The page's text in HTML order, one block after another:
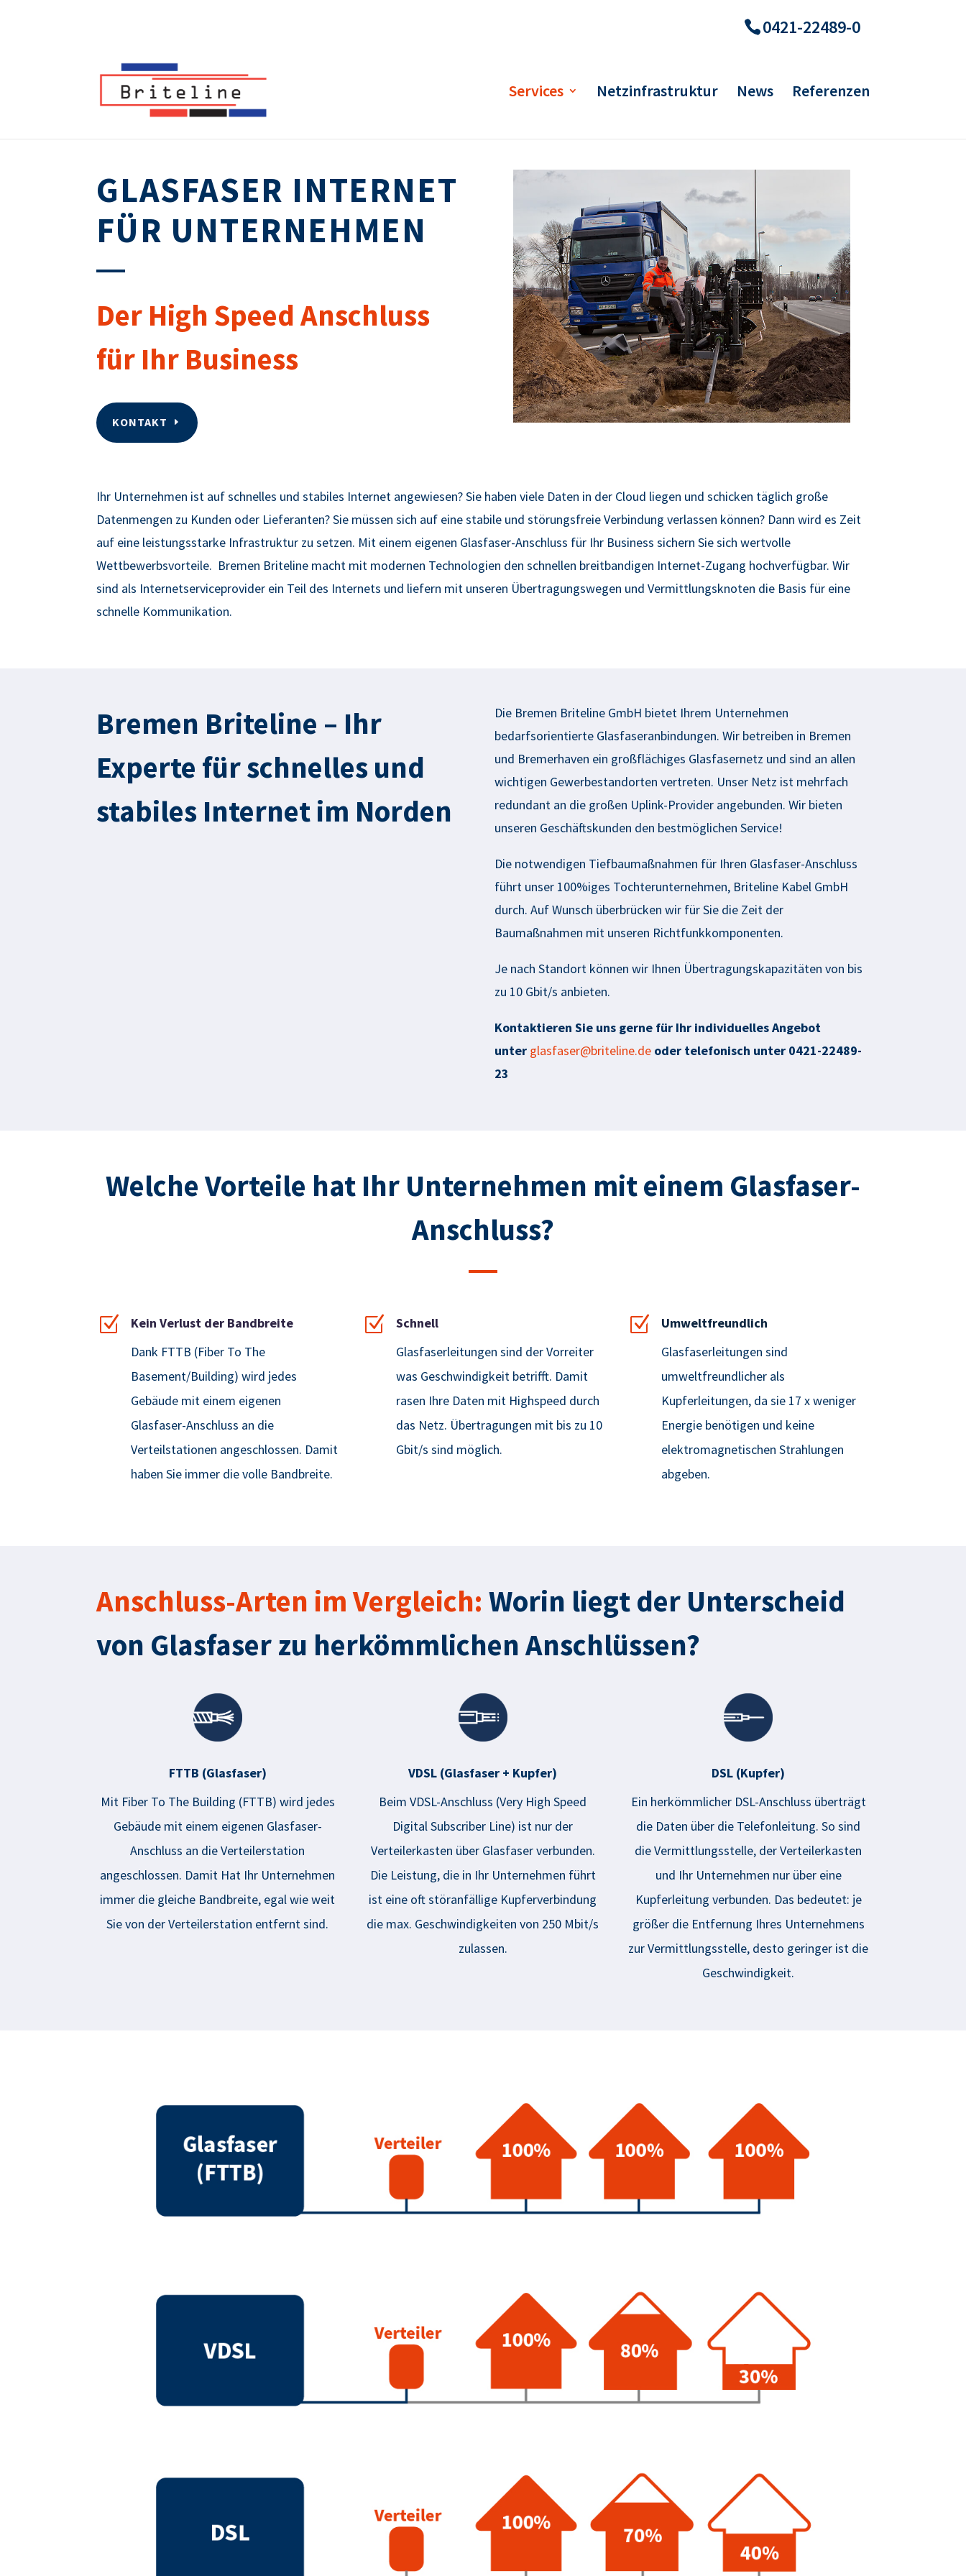
0421-22489-0
Services Netzinfrastruktur News Referenzen
GLASFASER INTERNET
FÜR UNTERNEHMEN
Der High Speed Anschluss
für Ihr Business
KONTAKT
Ihr Unternehmen ist auf schnelles und stabiles Internet angewiesen? Sie haben viele Daten in der Cloud liegen und schicken täglich große
Datenmengen zu Kunden oder Lieferanten? Sie müssen sich auf eine stabile und störungsfreieVerbindung verlassen können? Dann wird es Zeit
auf eine leistungsstarke Infrastruktur zu setzen. Mit einem eigenen Glasfaser-Anschluss für Ihr Business sichern Siesichwertvolle
Wettbewerbsvorteile. Bremen Briteline macht mit modernen Technologien den schnellen breitbandigen Internet-Zugang hochverfügbar. Wir
sind als Internetserviceprovider ein Teil des Internets und liefern mit unseren Übertragungswegen und Vermittlungsknoten die Basis für eine
schnelle Kommunikation.
Bremen Briteline – Ihr
Experte für schnelles und
stabiles Internet im Norden
Die Bremen Briteline GmbH bietet Ihrem Unternehmen
bedarfsorientierte Glasfaseranbindungen. Wir betreiben in Bremen
und Bremerhaven ein großflächiges Glasfasernetz und sind an allen
wichtigen Gewerbestandorten vertreten. Unser Netz ist mehrfach
redundant an die großen Uplink-Provider angebunden. Wir bieten
unseren Geschäftskunden den bestmöglichen Service!
Die notwendigen Tiefbaumaßnahmen für Ihren Glasfaser-Anschluss
führt unser 100%iges Tochterunternehmen, Briteline Kabel GmbH
durch. Auf Wunsch überbrücken wir für Sie die Zeit der
Baumaßnahmen mit unseren Richtfunkkomponenten.
Je nach Standort können wir Ihnen Übertragungskapazitäten von bis
zu 10 Gbit/s anbieten.
Kontaktieren Sie uns gerne für Ihr individuelles Angebot
unter glasfaser@briteline.de oder telefonisch unter 0421-22489-
23
Welche Vorteile hat Ihr Unternehmen mit einem Glasfaser-
Anschluss?
Z
Kein Verlust der Bandbreite
Dank FTTB (Fiber To The
Basement/Building) wird jedes
Gebäude mit einem eigenen
Glasfaser-Anschluss an die
Verteilstationen angeschlossen. Damit
haben Sie immer die volle Bandbreite.
Z
Schnell
Glasfaserleitungen sind der Vorreiter
was Geschwindigkeit betrifft. Damit
rasen Ihre Daten mit Highspeed durch
das Netz. Übertragungen mit bis zu 10
Gbit/s sind möglich.
Z
Umweltfreundlich
Glasfaserleitungen sind
umweltfreundlicher als
Kupferleitungen, da sie 17 x weniger
Energie benötigen und keine
elektromagnetischen Strahlungen
abgeben.
Anschluss-Arten im Vergleich: Worin liegt der Unterscheid
von Glasfaser zu herkömmlichen Anschlüssen?
FTTB (Glasfaser)
Mit Fiber To The Building (FTTB) wird jedes
Gebäude mit einem eigenen Glasfaser-
Anschluss an die Verteilerstation
angeschlossen. Damit Hat Ihr Unternehmen
immer die gleiche Bandbreite, egal wie weit
Sie von der Verteilerstation entfernt sind.
VDSL (Glasfaser + Kupfer)
BeimVDSL-Anschluss (Very High Speed
Digital Subscriber Line) ist nur der
Verteilerkasten über Glasfaser verbunden.
Die Leistung, die in Ihr Unternehmen führt
ist eine oft störanfällige Kupferverbindung
die max. Geschwindigkeiten von 250 Mbit/s
zulassen.
DSL (Kupfer)
Ein herkömmlicher DSL-Anschluss überträgt
die Daten über die Telefonleitung. So sind
die Vermittlungsstelle, derVerteilerkasten
und Ihr Unternehmen nur über eine
Kupferleitung verbunden. Das bedeutet: je
größer die Entfernung Ihres Unternehmens
zur Vermittlungsstelle, desto geringer ist die
Geschwindigkeit.